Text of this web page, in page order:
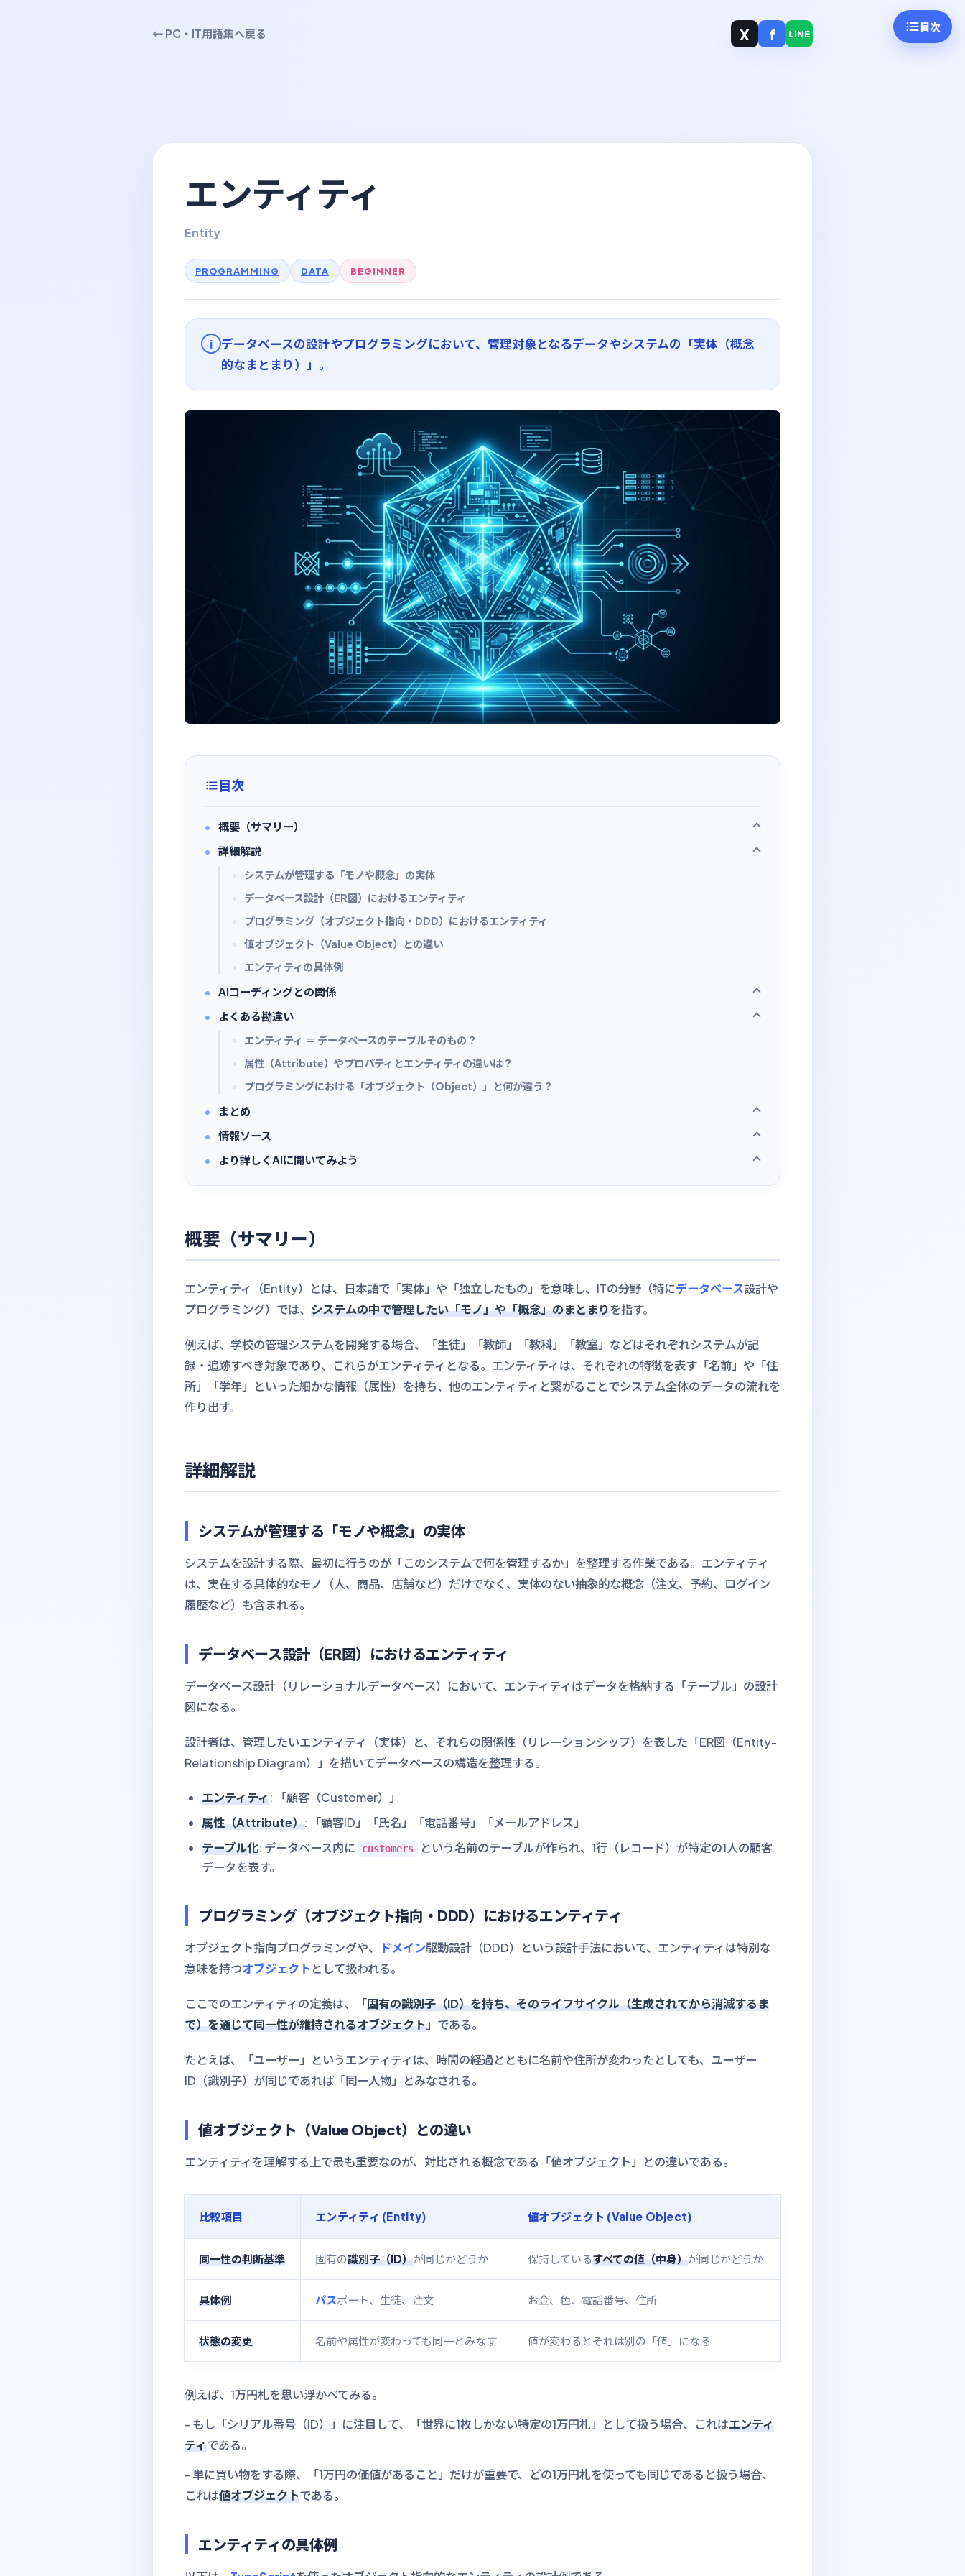
← PC・IT用語集へ戻る X f LINE
エンティティ
Entity
PROGRAMMING DATA BEGINNER
i
データベースの設計やプログラミングにおいて、管理対象となるデータやシステムの「実体（概念
的なまとまり）」。
目次
概要（サマリー）
詳細解説
システムが管理する「モノや概念」の実体
データベース設計（ER図）におけるエンティティ
プログラミング（オブジェクト指向・DDD）におけるエンティティ
値オブジェクト（Value Object）との違い
エンティティの具体例
AIコーディングとの関係
よくある勘違い
エンティティ ＝ データベースのテーブルそのもの？
属性（Attribute）やプロパティとエンティティの違いは？
プログラミングにおける「オブジェクト（Object）」と何が違う？
まとめ
情報ソース
より詳しくAIに聞いてみよう
概要（サマリー）
エンティティ（Entity）とは、日本語で「実体」や「独立したもの」を意味し、ITの分野（特にデータベース設計や
プログラミング）では、 システムの中で管理したい「モノ」や「概念」のまとまりを指す。
例えば、学校の管理システムを開発する場合、「生徒」「教師」「教科」「教室」などはそれぞれシステムが記
録・追跡すべき対象であり、これらがエンティティとなる。エンティティは、それぞれの特徴を表す「名前」や「住
所」「学年」といった細かな情報（属性）を持ち、他のエンティティと繋がることでシステム全体のデータの流れを
作り出す。
詳細解説
システムが管理する「モノや概念」の実体
システムを設計する際、最初に行うのが「このシステムで何を管理するか」を整理する作業である。エンティティ
は、実在する具体的なモノ（人、商品、店舗など）だけでなく、実体のない抽象的な概念（注文、予約、ログイン
履歴など）も含まれる。
データベース設計（ER図）におけるエンティティ
データベース設計（リレーショナルデータベース）において、エンティティはデータを格納する「テーブル」の設計
図になる。
設計者は、管理したいエンティティ（実体）と、それらの関係性（リレーションシップ）を表した「ER図（Entity-
Relationship Diagram）」を描いてデータベースの構造を整理する。
エンティティ: 「顧客（Customer）」
属性（Attribute）: 「顧客ID」「氏名」「電話番号」「メールアドレス」
テーブル化: データベース内に customers
という名前のテーブルが作られ、1行（レコード）が特定の1人の顧客
データを表す。
プログラミング（オブジェクト指向・DDD）におけるエンティティ
オブジェクト指向プログラミングや、 ドメイン駆動設計（DDD）という設計手法において、エンティティは特別な
意味を持つオブジェクトとして扱われる。
ここでのエンティティの定義は、「固有の識別子（ID）を持ち、そのライフサイクル（生成されてから消滅するま
で）を通じて同一性が維持されるオブジェクト」である。
たとえば、「ユーザー」というエンティティは、時間の経過とともに名前や住所が変わったとしても、ユーザー
ID（識別子）が同じであれば「同一人物」とみなされる。
値オブジェクト（Value Object）との違い
エンティティを理解する上で最も重要なのが、対比される概念である「値オブジェクト」との違いである。
比較項目 エンティティ (Entity) 値オブジェクト (Value Object)
同一性の判断基準 固有の識別子（ID）が同じかどうか 保持しているすべての値（中身）が同じかどうか
具体例 パスポート、生徒、注文 お金、色、電話番号、住所
状態の変更 名前や属性が変わっても同一とみなす 値が変わるとそれは別の「値」になる
例えば、1万円札を思い浮かべてみる。
- もし「シリアル番号（ID）」に注目して、「世界に1枚しかない特定の1万円札」として扱う場合、これはエンティ
ティである。
- 単に買い物をする際、「1万円の価値があること」だけが重要で、どの1万円札を使っても同じであると扱う場合、
これは値オブジェクトである。
エンティティの具体例
目次